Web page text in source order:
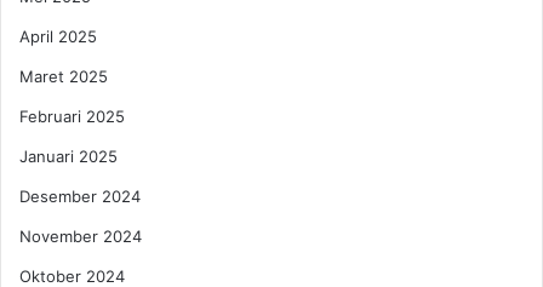
April 2025
Maret 2025
Februari 2025
Januari 2025
Desember 2024
November 2024
Oktober 2024